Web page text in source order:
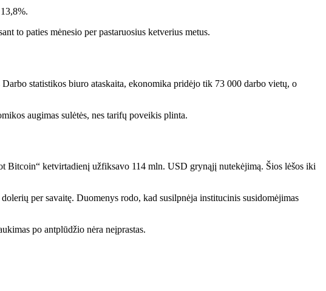
to paties mėnesio per pastaruosius ketverius metus.
statistikos biuro ataskaita, ekonomika pridėjo tik 73 000 darbo vietų, o
augimas sulėtės, nes tarifų poveikis plinta.
Bitcoin“ ketvirtadienį užfiksavo 114 mln. USD grynąjį nutekėjimą. Šios lėšos iki
per savaitę. Duomenys rodo, kad susilpnėja institucinis susidomėjimas
po antplūdžio nėra neįprastas.